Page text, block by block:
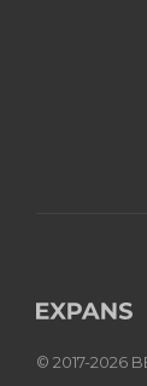
© 2017-2026